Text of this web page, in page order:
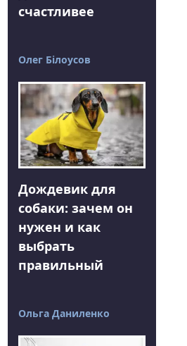
счастливее
Олег Білоусов
Дождевик для
собаки: зачем он
нужен и как
выбрать
правильный
Ольга Даниленко